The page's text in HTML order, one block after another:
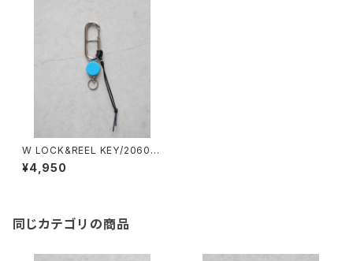
W LOCK&REEL KEY/2060#
4/ダブルロック&リールキー
¥4,950
同じカテゴリの商品